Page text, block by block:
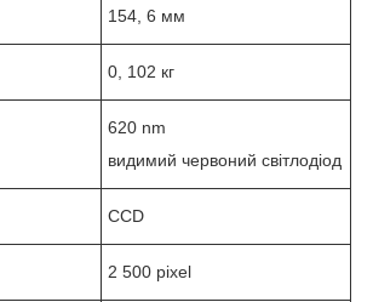
154, 6 мм
0, 102 кг
620 nm
видимий червоний світлодіод
CCD
2 500 pixel